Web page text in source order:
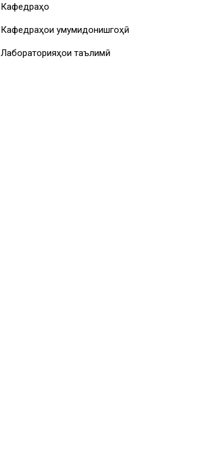
Кафедраҳо
Кафедраҳои умумидонишгоҳӣ
Лабораторияҳои таълимӣ